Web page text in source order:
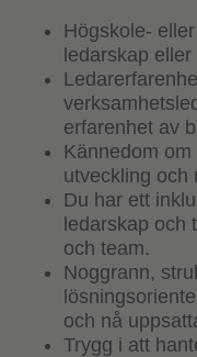
Högskole-
ledarskap
erfarenhet av
Kännedom
utveckling och
Du har ett
ledarskap och
och team.
Noggrann,
och nå
Trygg i att